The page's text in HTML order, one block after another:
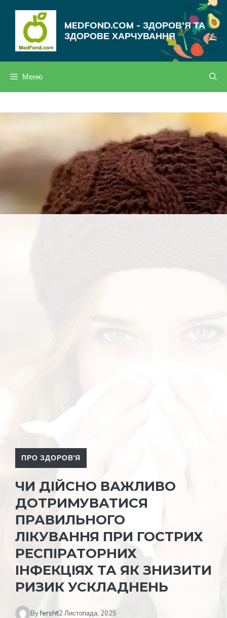
MEDFOND.COM - ЗДОРОВ'Я ТА
ЗДОРОВЕ ХАРЧУВАННЯ
Меню
ПРО ЗДОРОВ'Я
ЧИ ДІЙСНО ВАЖЛИВО
ДОТРИМУВАТИСЯ
ПРАВИЛЬНОГО
ЛІКУВАННЯ ПРИ ГОСТРИХ
РЕСПІРАТОРНИХ
ІНФЕКЦІЯХ ТА ЯК ЗНИЗИТИ
РИЗИК УСКЛАДНЕНЬ
Byfersht2 Листопада, 2025